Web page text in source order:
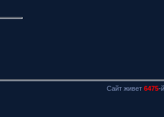
Сайт живет 6475-